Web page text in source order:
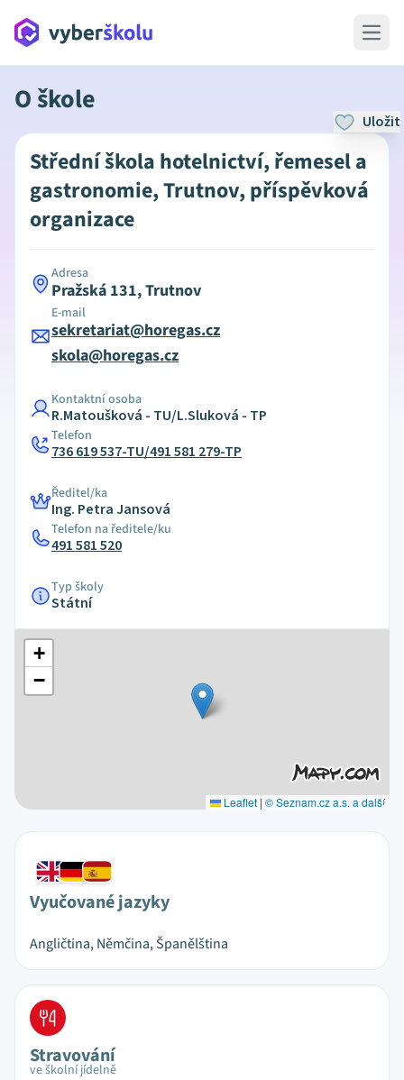
Open
O škole
Uložit
Střední škola hotelnictví, řemesel a
gastronomie, Trutnov, příspěvková
organizace
Adresa
Pražská 131, Trutnov
E-mail
sekretariat@horegas.cz
skola@horegas.cz
Kontaktní osoba
R.Matoušková - TU/L.Sluková - TP
Telefon
736 619 537-TU/491 581 279-TP
Ředitel/ka
Ing. Petra Jansová
Telefon na ředitele/ku
491 581 520
Typ školy
Státní
+
−
Leaflet | © Seznam.cz a.s. a další
Vyučované jazyky
Angličtina, Němčina, Španělština
Stravování
ve školní jídelně